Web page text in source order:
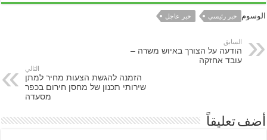
الوسوم خبر رئيسي خبر عاجل
السابق
הודעה על הצורך באיוש משרה –
עובד אחזקה
التالي
הזמנה להגשת הצעות מחיר למתן
שירותי תכנון של מחסן חירום בכפר
מסעדה
أضف تعليقاً